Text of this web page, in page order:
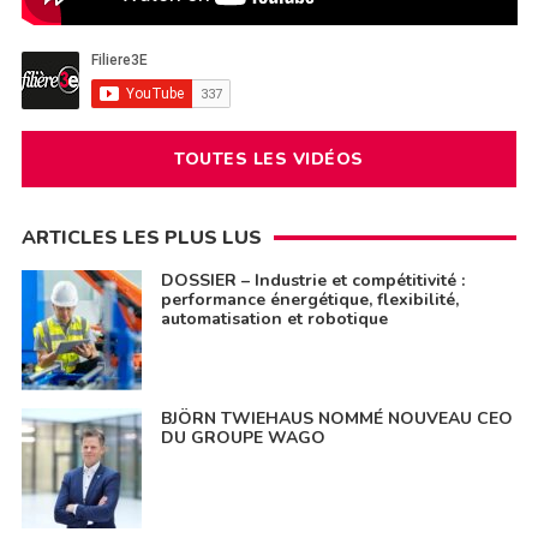
TOUTES LES VIDÉOS
ARTICLES LES PLUS LUS
DOSSIER – Industrie et compétitivité :
performance énergétique, flexibilité,
automatisation et robotique
BJÖRN TWIEHAUS NOMMÉ NOUVEAU CEO
DU GROUPE WAGO